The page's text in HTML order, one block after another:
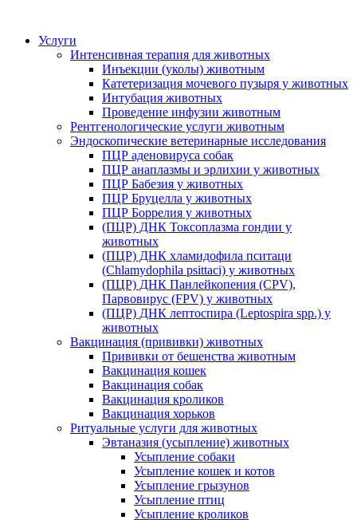
Услуги
Интенсивная терапия для животных
Инъекции (уколы) животным
Катетеризация мочевого пузыря у животных
Интубация животных
Проведение инфузии животным
Рентгенологические услуги животным
Эндоскопические ветеринарные исследования
ПЦР аденовируса собак
ПЦР анаплазмы и эрлихии у животных
ПЦР Бабезия у животных
ПЦР Бруцелла у животных
ПЦР Боррелия у животных
(ПЦР) ДНК Токсоплазма гондии у
животных
(ПЦР) ДНК хламидофила пситаци
(Chlamydophila psittaci) у животных
(ПЦР) ДНК Панлейкопения (CPV),
Парвовирус (FPV) у животных
(ПЦР) ДНК лептоспира (Leptospira spp.) у
животных
Вакцинация (прививки) животных
Прививки от бешенства животным
Вакцинация кошек
Вакцинация собак
Вакцинация кроликов
Вакцинация хорьков
Ритуальные услуги для животных
Эвтаназия (усыпление) животных
Усыпление собаки
Усыпление кошек и котов
Усыпление грызунов
Усыпление птиц
Усыпление кроликов